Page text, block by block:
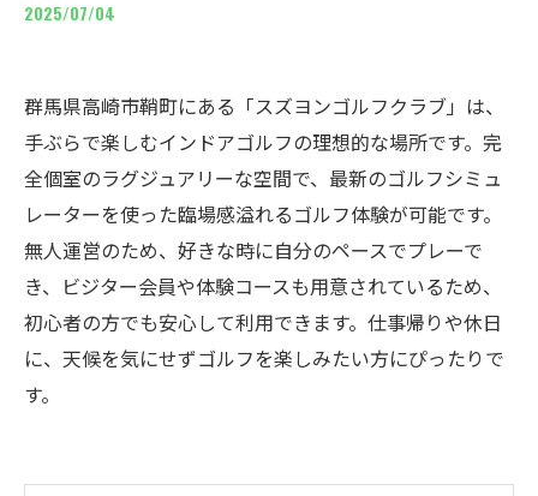
2025/07/04
群馬県高崎市鞘町にある「スズヨンゴルフクラブ」は、
手ぶらで楽しむインドアゴルフの理想的な場所です。完
全個室のラグジュアリーな空間で、最新のゴルフシミュ
レーターを使った臨場感溢れるゴルフ体験が可能です。
無人運営のため、好きな時に自分のペースでプレーで
き、ビジター会員や体験コースも用意されているため、
初心者の方でも安心して利用できます。仕事帰りや休日
に、天候を気にせずゴルフを楽しみたい方にぴったりで
す。